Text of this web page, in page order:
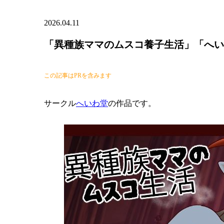
2026.04.11
「異種族ママのムスコ養子生活」「へ
この記事はPRを含みます
サークルへいわ堂の作品です。